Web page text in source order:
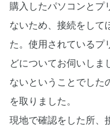
購入したパソコンとプ
ないため、接続をして
た。使用されているプ
どについてお伺いしま
ないということでした
を取りました。
現地で確認をした所、